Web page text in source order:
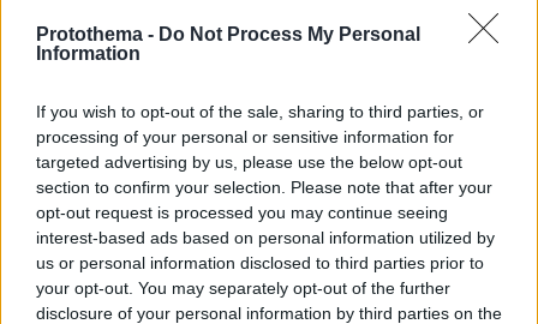
Protothema - Do Not Process My Personal
Information
If you wish to opt-out of the sale, sharing to third parties, or
processing of your personal or sensitive information for
targeted advertising by us, please use the below opt-out
section to confirm your selection. Please note that after your
opt-out request is processed you may continue seeing
interest-based ads based on personal information utilized by
us or personal information disclosed to third parties prior to
your opt-out. You may separately opt-out of the further
disclosure of your personal information by third parties on the
Αμάν πια
19.02.2021, 20:36
ΑΠΑΝΤΗΣΗ
περιβάλλον-κλιματική αλλαγή
19.02.2021, 19:33
Όταν χτίζεις μέσα στο δάσος πρέπει και να το
φροντίζεις.
ΑΠΑΝΤΗΣΗ